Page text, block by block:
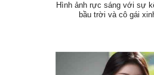
Hình ảnh rực sáng với sự
bầu trời và cô gái